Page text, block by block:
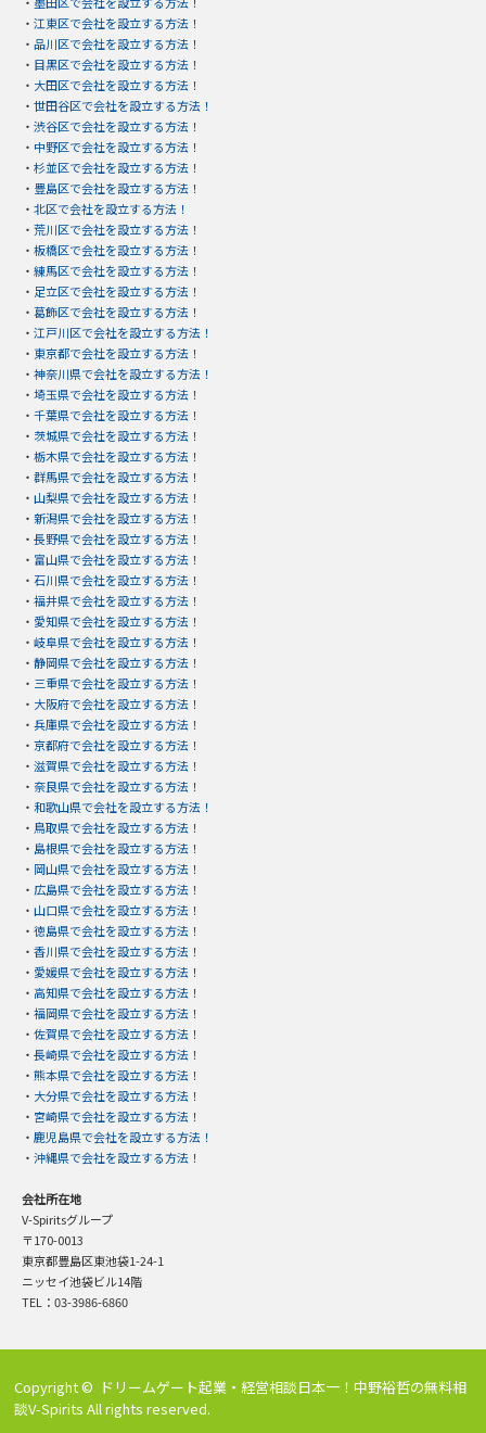
・ 江東区で会社を設立する方法！
・ 品川区で会社を設立する方法！
・ 目黒区で会社を設立する方法！
・ 大田区で会社を設立する方法！
・ 世田谷区で会社を設立する方法！
・ 渋谷区で会社を設立する方法！
・ 中野区で会社を設立する方法！
・ 杉並区で会社を設立する方法！
・ 豊島区で会社を設立する方法！
・ 北区で会社を設立する方法！
・ 荒川区で会社を設立する方法！
・ 板橋区で会社を設立する方法！
・ 練馬区で会社を設立する方法！
・ 足立区で会社を設立する方法！
・ 葛飾区で会社を設立する方法！
・ 江戸川区で会社を設立する方法！
・ 東京都で会社を設立する方法！
・ 神奈川県で会社を設立する方法！
・ 埼玉県で会社を設立する方法！
・ 千葉県で会社を設立する方法！
・ 茨城県で会社を設立する方法！
・ 栃木県で会社を設立する方法！
・ 群馬県で会社を設立する方法！
・ 山梨県で会社を設立する方法！
・ 新潟県で会社を設立する方法！
・ 長野県で会社を設立する方法！
・ 富山県で会社を設立する方法！
・ 石川県で会社を設立する方法！
・ 福井県で会社を設立する方法！
・ 愛知県で会社を設立する方法！
・ 岐阜県で会社を設立する方法！
・ 静岡県で会社を設立する方法！
・ 三重県で会社を設立する方法！
・ 大阪府で会社を設立する方法！
・ 兵庫県で会社を設立する方法！
・ 京都府で会社を設立する方法！
・ 滋賀県で会社を設立する方法！
・ 奈良県で会社を設立する方法！
・ 和歌山県で会社を設立する方法！
・ 鳥取県で会社を設立する方法！
・ 島根県で会社を設立する方法！
・ 岡山県で会社を設立する方法！
・ 広島県で会社を設立する方法！
・ 山口県で会社を設立する方法！
・ 徳島県で会社を設立する方法！
・ 香川県で会社を設立する方法！
・ 愛媛県で会社を設立する方法！
・ 高知県で会社を設立する方法！
・ 福岡県で会社を設立する方法！
・ 佐賀県で会社を設立する方法！
・ 長崎県で会社を設立する方法！
・ 熊本県で会社を設立する方法！
・ 大分県で会社を設立する方法！
・ 宮崎県で会社を設立する方法！
・ 鹿児島県で会社を設立する方法！
・ 沖縄県で会社を設立する方法！
会社所在地
V-Spiritsグループ
〒170-0013
東京都豊島区東池袋1-24-1
ニッセイ池袋ビル14階
TEL：03-3986-6860
Copyright © ドリームゲート起業・経営相談日本一！中野裕哲の無料相
談V-Spirits All rights reserved.